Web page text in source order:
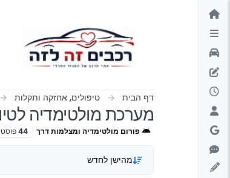
דילוג לתוכן
דף הבית טיפולים, אחזקה ותקלות
מערכת מולטימדיה לטיוטה
פורום מולטימדיה ומצלמות דרך 44
מהישן לחדש